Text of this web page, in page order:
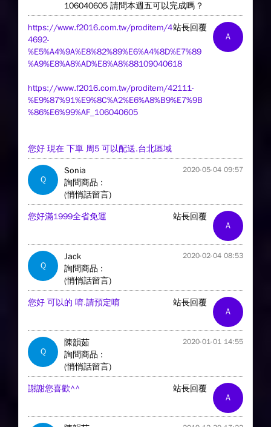
106040605 請問本週五可以完成嗎 ?
A
站長回覆
https://www.f2016.com.tw/proditem/4
4692-
%E5%A4%9A%E8%82%89%E6%A4%8D%E7%89
%A9%E8%A8%AD%E8%A8%88109040618
https://www.f2016.com.tw/proditem/42111-
%E9%87%91%E9%8C%A2%E6%A8%B9%E7%9B
%86%E6%99%AF_106040605
您好 現在 下單 周5 可以配送.台北區域
Q
Sonia 2020-05-04 09:57
詢問商品 :
(悄悄話留言)
A
站長回覆
您好滿1999全省免運
Q
Jack 2020-02-04 08:53
詢問商品 :
(悄悄話留言)
A
站長回覆
您好 可以的 唷.請預定唷
Q
陳韻茹 2020-01-01 14:55
詢問商品 :
(悄悄話留言)
A
站長回覆
謝謝您喜歡^^